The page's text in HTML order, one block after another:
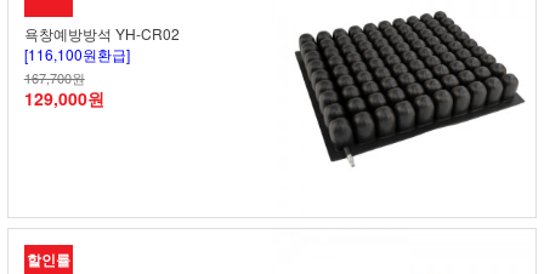
욕창예방방석 YH-CR02
[116,100원환급]
167,700원
129,000원
할인률